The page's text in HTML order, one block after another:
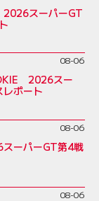
スーパーGT
08-06
2026スー
ポート
08-06
ーパーGT第4戦
08-06